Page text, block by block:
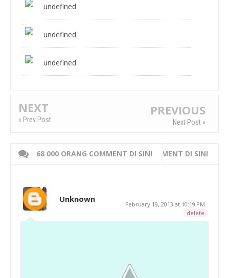
undefined
undefined
undefined
NEXT
« Prev Post
PREVIOUS
Next Post »
68 000 ORANG COMMENT DI SINI
WRITE 000 ORANG COMMENT DI SINI
Unknown
February 19, 2013 at 10:19 PM
delete